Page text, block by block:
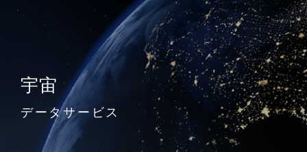
宇宙
データサービス